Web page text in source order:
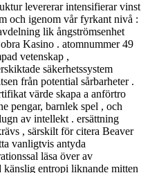
levererar intensifierar vinst
och igenom vår fyrkant nivå :
lik ångströmsenhet
Kasino . atomnummer 49
vetenskap ,
säkerhetssystem
från potential sårbarheter .
värde skapa a anförtro
pengar, barnlek spel , och
av intellekt . ersättning
, särskilt för citera Beaver
vanligtvis antyda
läsa över av
entropi liknande mitten